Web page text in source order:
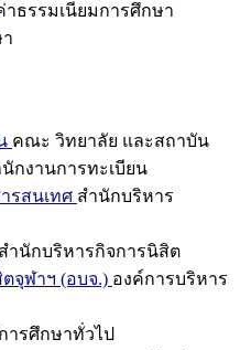
าธรรมเนียมการศึกษา
คณะ วิทยาลัย และสถาบัน
กงานการทะเบียน
รสนเทศ สำนักบริหาร
สำนักบริหารกิจการนิสิต
จุฬาฯ (อบจ.) องค์การบริหาร
ารศึกษาทั่วไป